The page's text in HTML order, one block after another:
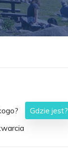
Gdzie jest?